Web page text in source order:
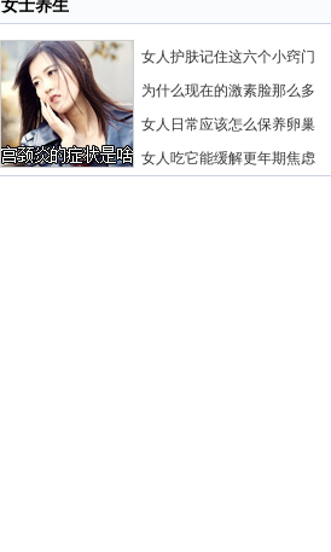
女士养生
女人护肤记住这六个小窍门
为什么现在的激素脸那么多
女人日常应该怎么保养卵巢
女人吃它能缓解更年期焦虑